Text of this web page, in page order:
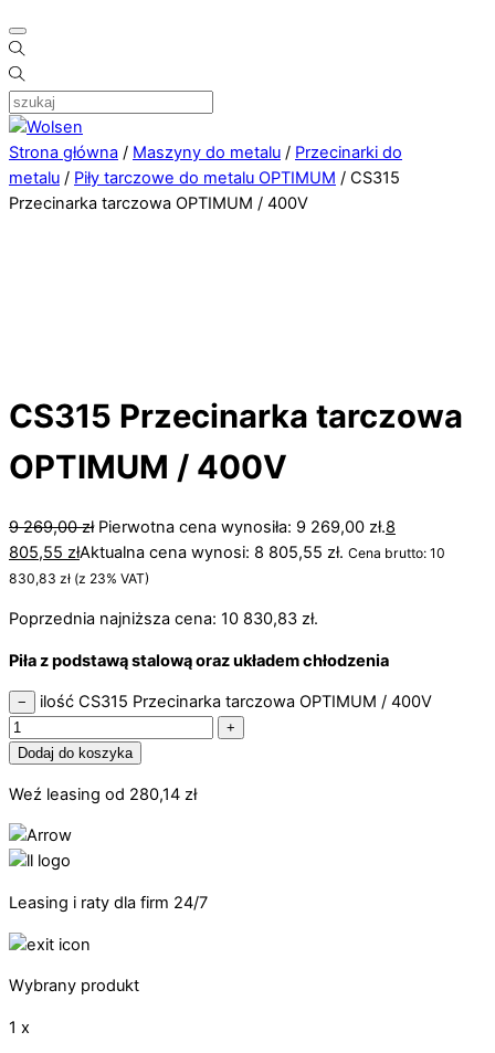
Strona główna / Maszyny do metalu / Przecinarki do
metalu / Piły tarczowe do metalu OPTIMUM / CS315
Przecinarka tarczowa OPTIMUM / 400V
CS315 Przecinarka tarczowa
OPTIMUM / 400V
9 269,00zł Pierwotna cena wynosiła: 9 269,00 zł.8
805,55 złAktualna cena wynosi: 8 805,55 zł. Cena brutto: 10
830,83 zł (z 23% VAT)
Poprzednia najniższa cena: 10 830,83 zł.
Piła z podstawą stalową oraz układem chłodzenia
− ilość CS315 Przecinarka tarczowa OPTIMUM / 400V
+
Dodaj do koszyka
Weź leasing od 280,14 zł
Leasing i raty dla firm 24/7
Wybrany produkt
1 x